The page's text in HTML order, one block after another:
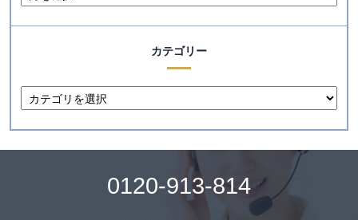
カテゴリー
0120-913-814